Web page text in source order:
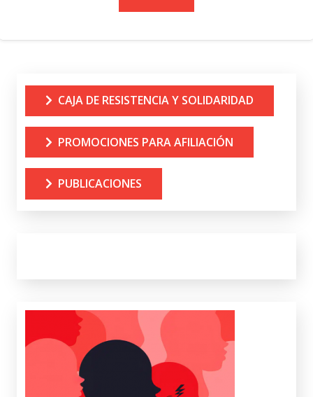
CAJA DE RESISTENCIA Y SOLIDARIDAD
PROMOCIONES PARA AFILIACIÓN
PUBLICACIONES